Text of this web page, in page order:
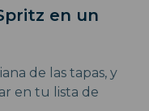
en un
de las tapas, y
en tu lista de